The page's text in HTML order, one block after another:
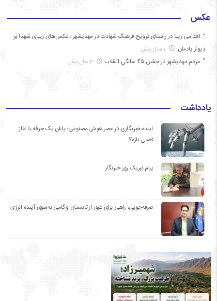
عکس
اقدامی زیبا در راستای ترویج فرهنگ شهادت در مهدیشهر ؛ عکس‌های زیبای شهدا بر
دیوار یادمان
مردم مهدیشهر در جشن ۴۵ سالگیِ انقلاب
یادداشت
آینده خبرنگاری در عصر هوش مصنوعی؛ پایان یک حرفه یا آغاز
فصلی تازه؟
پیام تبریک روز خبرنگار
صرفه‌جویی، راهی برای عبور از تابستان و گامی به‌سوی آینده انرژی